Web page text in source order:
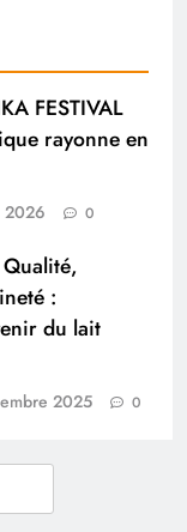
FESTIVAL
rayonne en
2026 0
:
du lait
2025 0